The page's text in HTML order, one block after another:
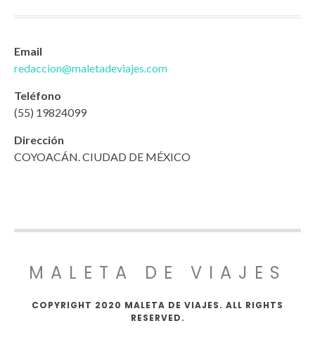
Email
redaccion@maletadeviajes.com
Teléfono
(55) 19824099
Dirección
COYOACÁN. CIUDAD DE MÉXICO
MALETA DE VIAJES
COPYRIGHT 2020 MALETA DE VIAJES. ALL RIGHTS
RESERVED.